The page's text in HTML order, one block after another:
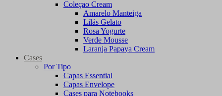
Coleçao Cream
Amarelo Manteiga
Lilás Gelato
Rosa Yogurte
Verde Mousse
Laranja Papaya Cream
Cases
Por Tipo
Capas Essential
Capas Envelope
Cases para Notebooks